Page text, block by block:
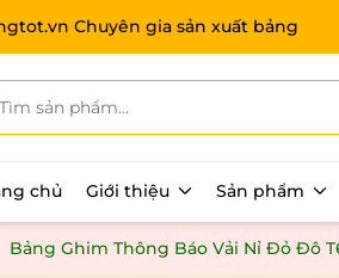
Chuyên gia sản xuất bảng
chủ Giới thiệu Sản phẩm
Bảng Ghim Thông Báo Vải Nỉ Đỏ Đô